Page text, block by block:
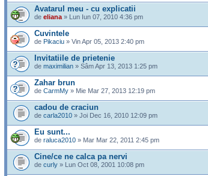
Avatarul meu - cu explicatii
de eliana » Lun Iun 07, 2010 4:36 pm
Cuvintele
de Pikaciu » Vin Apr 05, 2013 2:40 pm
Invitatiile de prietenie
de maximilian » Sâm Apr 13, 2013 1:25 pm
Zahar brun
de CarmMy » Mie Mar 27, 2013 12:19 pm
cadou de craciun
de carla2010 » Joi Dec 16, 2010 12:09 pm
Eu sunt...
de raluca2010 » Mar Mar 22, 2011 2:45 pm
Cine/ce ne calca pa nervi
de curly » Lun Oct 08, 2001 10:08 pm